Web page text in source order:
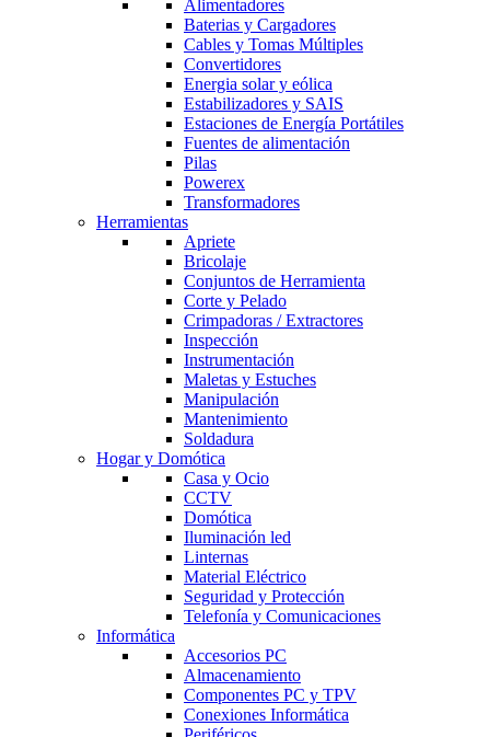
Alimentadores
Baterias y Cargadores
Cables y Tomas Múltiples
Convertidores
Energia solar y eólica
Estabilizadores y SAIS
Estaciones de Energía Portátiles
Fuentes de alimentación
Pilas
Powerex
Transformadores
Herramientas
Apriete
Bricolaje
Conjuntos de Herramienta
Corte y Pelado
Crimpadoras / Extractores
Inspección
Instrumentación
Maletas y Estuches
Manipulación
Mantenimiento
Soldadura
Hogar y Domótica
Casa y Ocio
CCTV
Domótica
Iluminación led
Linternas
Material Eléctrico
Seguridad y Protección
Telefonía y Comunicaciones
Informática
Accesorios PC
Almacenamiento
Componentes PC y TPV
Conexiones Informática